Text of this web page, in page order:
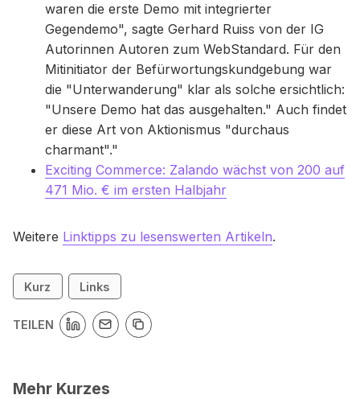
waren die erste Demo mit integrierter
Gegendemo", sagte Gerhard Ruiss von der IG
Autorinnen Autoren zum WebStandard. Für den
Mitinitiator der Befürwortungskundgebung war
die "Unterwanderung" klar als solche ersichtlich:
"Unsere Demo hat das ausgehalten." Auch findet
er diese Art von Aktionismus "durchaus
charmant"."
Exciting Commerce: Zalando wächst von 200 auf
471 Mio. € im ersten Halbjahr
Weitere Linktipps zu lesenswerten Artikeln.
Kurz Links
TEILEN
Mehr Kurzes